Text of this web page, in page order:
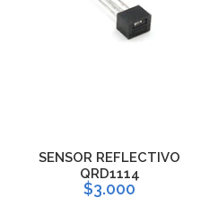
SENSOR REFLECTIVO
QRD1114
$3.000